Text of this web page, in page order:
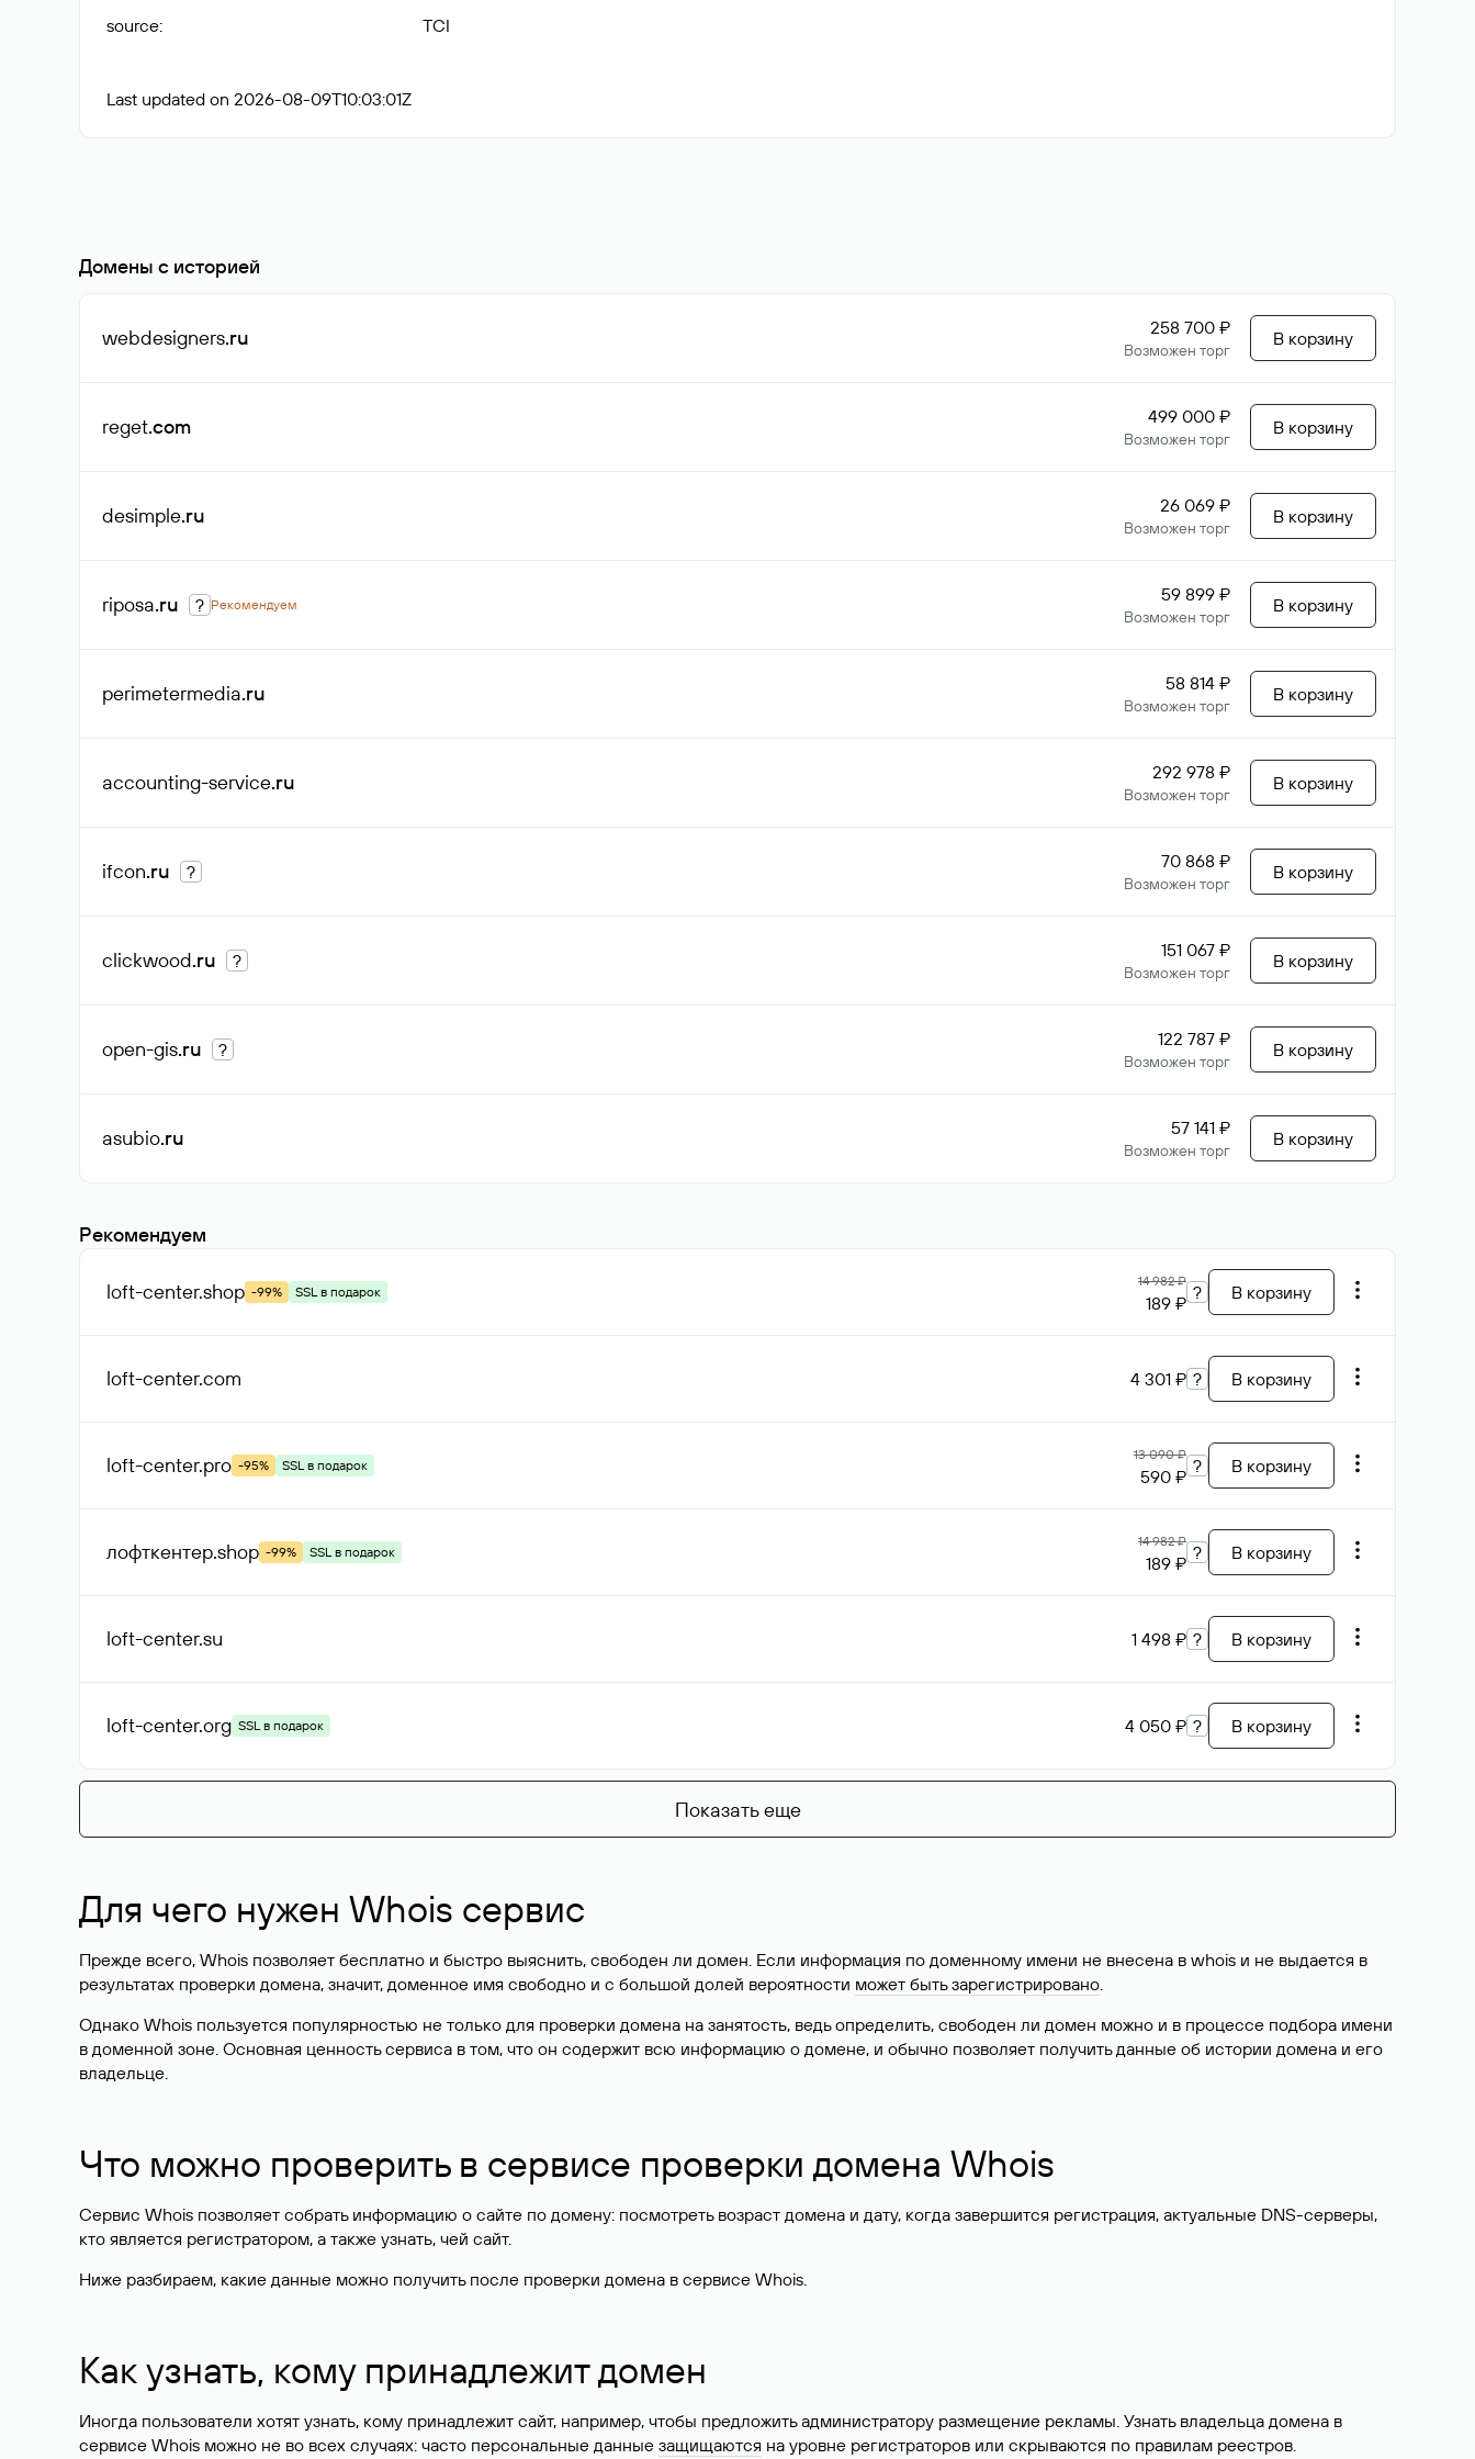
source: TCI
Last updated on 2026-08-09T10:03:01Z
Домены с историей
webdesigners.ru 258 700 ₽
Возможен торг
В корзину
reget.com 499 000 ₽
Возможен торг
В корзину
desimple.ru 26 069 ₽
Возможен торг
В корзину
riposa.ru ? Рекомендуем 59 899 ₽
Возможен торг
В корзину
perimetermedia.ru 58 814 ₽
Возможен торг
В корзину
accounting-service.ru 292 978 ₽
Возможен торг
В корзину
ifcon.ru ? 70 868 ₽
Возможен торг
В корзину
clickwood.ru ? 151 067 ₽
Возможен торг
В корзину
open-gis.ru ? 122 787 ₽
Возможен торг
В корзину
asubio.ru 57 141 ₽
Возможен торг
В корзину
Рекомендуем
loft-center.shop -99% SSL в подарок
14 982 ₽
189 ₽ ? В корзину
loft-center.com 4 301 ₽ ? В корзину
loft-center.pro -95% SSL в подарок
13 090 ₽
590 ₽ ? В корзину
лофткентер.shop -99% SSL в подарок
14 982 ₽
189 ₽ ? В корзину
loft-center.su 1 498 ₽ ? В корзину
loft-center.org SSL в подарок 4 050 ₽ ? В корзину
Показать еще
Для чего нужен Whois сервис
Прежде всего, Whois позволяет бесплатно и быстро выяснить, свободен ли домен. Если информация по доменному имени не внесена в whois и не выдается в
результатах проверки домена, значит, доменное имя свободно и с большой долей вероятности может быть зарегистрировано.
Однако Whois пользуется популярностью не только для проверки домена на занятость, ведь определить, свободен ли домен можно и в процессе подбора имени
в доменной зоне. Основная ценность сервиса в том, что он содержит всю информацию о домене, и обычно позволяет получить данные об истории домена и его
владельце.
Что можно проверить в сервисе проверки домена Whois
Сервис Whois позволяет собрать информацию о сайте по домену: посмотреть возраст домена и дату, когда завершится регистрация, актуальные DNS-серверы,
кто является регистратором, а также узнать, чей сайт.
Ниже разбираем, какие данные можно получить после проверки домена в сервисе Whois.
Как узнать, кому принадлежит домен
Иногда пользователи хотят узнать, кому принадлежит сайт, например, чтобы предложить администратору размещение рекламы. Узнать владельца домена в
сервисе Whois можно не во всех случаях: часто персональные данные защищаются на уровне регистраторов или скрываются по правилам реестров.